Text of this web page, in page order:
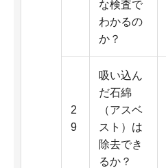
な検査で
わかるの
か？
2
9
吸い込ん
だ石綿
（アスベ
スト）は
除去でき
るか？